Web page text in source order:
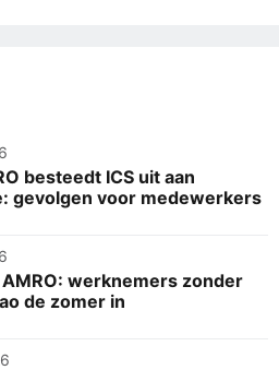
besteedt ICS uit aan
gevolgen voor medewerkers
AMRO: werknemers zonder
de zomer in